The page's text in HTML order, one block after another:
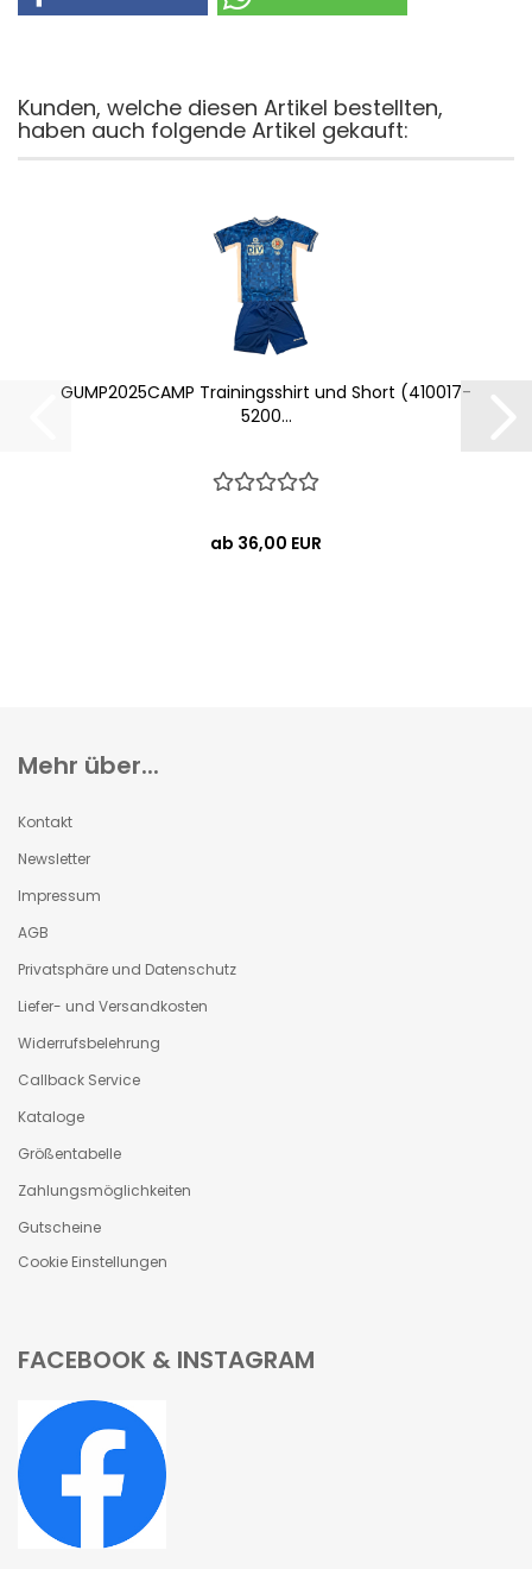
Kunden, welche diesen Artikel bestellten,
haben auch folgende Artikel gekauft:
GUMP2025CAMP Trainingsshirt und Short (410017-
5200...
ab 36,00 EUR
Mehr über...
Kontakt
Newsletter
Impressum
AGB
Privatsphäre und Datenschutz
Liefer- und Versandkosten
Widerrufsbelehrung
Callback Service
Kataloge
Größentabelle
Zahlungsmöglichkeiten
Gutscheine
Cookie Einstellungen
FACEBOOK & INSTAGRAM